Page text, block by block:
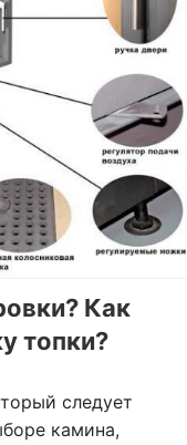
Как
топки?
следует
камина,